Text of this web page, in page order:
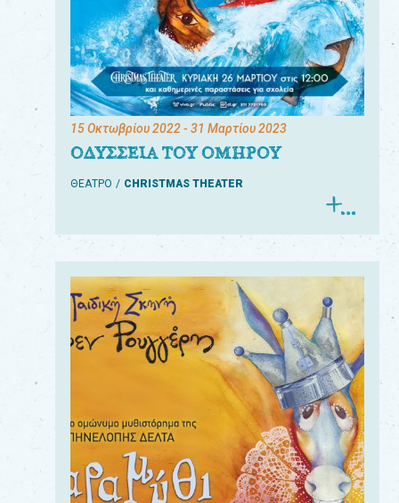
15 Οκτωβρίου 2022- 31 Μαρτίου 2023
ΟΔΥΣΣΕΙΑ ΤΟΥ ΟΜΗΡΟΥ
ΘΕΑΤΡΟ CHRISTMAS THEATER